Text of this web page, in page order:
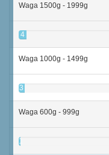
Waga 1500g - 1999g
4
Waga 1000g - 1499g
3
Waga 600g - 999g
1